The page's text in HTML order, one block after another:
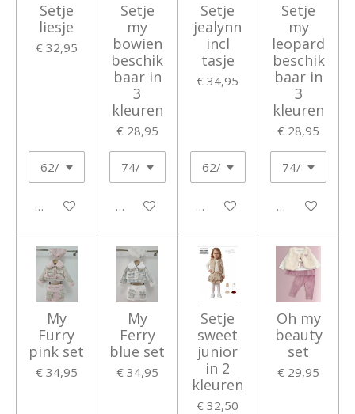
Setje
liesje
€ 32,95
In winkelwagen
Setje
my
bowien
beschik
baar in
3
kleuren
€ 28,95
In winkelwagen
Setje
jealynn
incl
tasje
€ 34,95
In winkelwagen
Setje
my
leopard
beschik
baar in
3
kleuren
€ 28,95
In
My
Furry
pink set
€ 34,95
My
Ferry
blue set
€ 34,95
Setje
sweet
junior
in 2
kleuren
€ 32,50
Oh my
beauty
set
€ 29,95